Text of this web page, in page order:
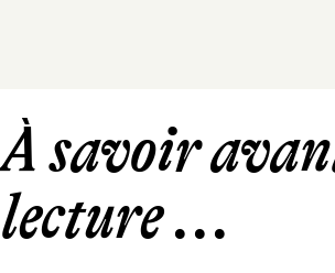
À savoir
lecture ...